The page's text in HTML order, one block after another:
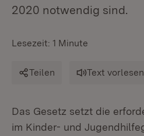
2020 notwendig sind.
Lesezeit: 1 Minute
Teilen Text vorlesen
Das Gesetz setzt die
im Kinder- und